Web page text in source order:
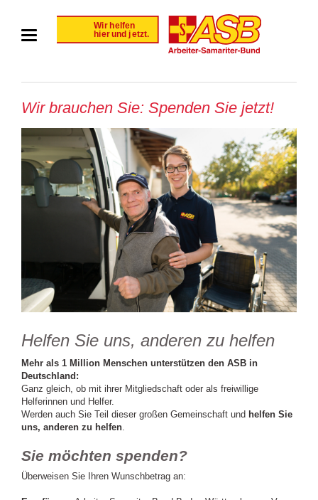
Wir brauchen Sie: Spenden Sie jetzt!
Helfen Sie uns, anderen zu helfen
Mehr als 1 Million Menschen unterstützen den ASB in
Deutschland:
Ganz gleich, ob mit ihrer Mitgliedschaft oder als freiwillige
Helferinnen und Helfer.
Werden auch Sie Teil dieser großen Gemeinschaft und helfen Sie
uns, anderen zu helfen.
Sie möchten spenden?
Überweisen Sie Ihren Wunschbetrag an: